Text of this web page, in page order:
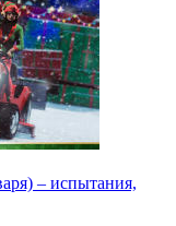
– испытания,